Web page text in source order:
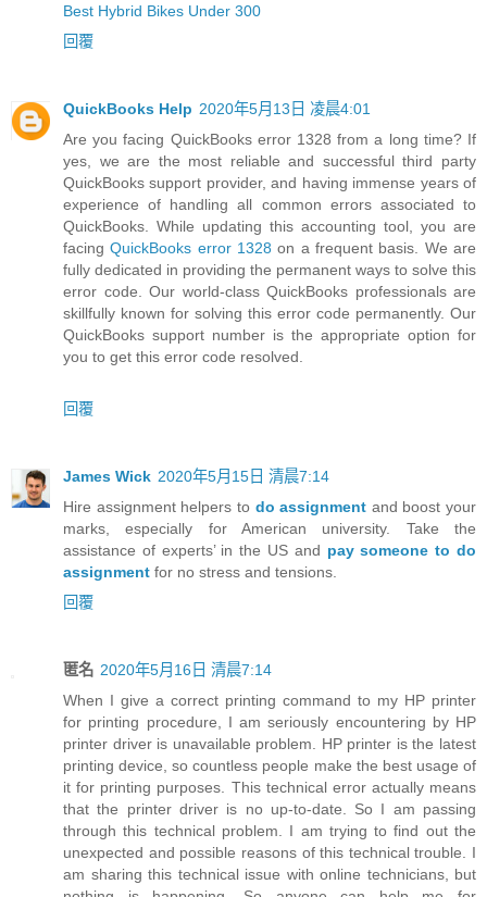
Best Hybrid Bikes Under 300
回覆
QuickBooks Help 2020年5月13日 凌晨4:01
Are you facing QuickBooks error 1328 from a long time? If
yes, we are the most reliable and successful third party
QuickBooks support provider, and having immense years of
experience of handling all common errors associated to
QuickBooks. While updating this accounting tool, you are
facingQuickBooks error 1328 on a frequent basis. We are
fully dedicated in providing the permanent ways to solve this
error code. Our world-class QuickBooks professionals are
skillfully known for solving this error code permanently. Our
QuickBooks support number is the appropriate option for
you to get this error code resolved.
回覆
James Wick 2020年5月15日 清晨7:14
Hire assignment helpers to do assignment and boost your
marks, especially for American university. Take the
assistance of experts’ in the US and pay someone to do
assignment for no stress and tensions.
回覆
匿名 2020年5月16日 清晨7:14
When I give a correct printing command to my HP printer
for printing procedure, I am seriously encountering by HP
printer driver is unavailable problem. HP printer is the latest
printing device, so countless people make the best usage of
it for printing purposes. This technical error actually means
that the printer driver is no up-to-date. So I am passing
through this technical problem. I am trying to find out the
unexpected and possible reasons of this technical trouble. I
am sharing this technical issue with online technicians, but